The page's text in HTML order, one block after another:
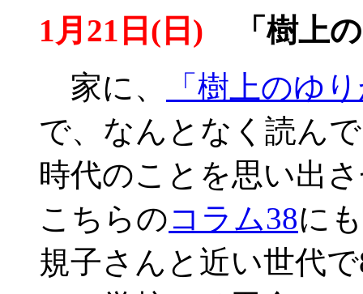
1月21日(日) 「樹上
家に、
「樹上のゆ
で、なんとなく読ん
時代のことを思い出
こちらのコラム38に
規子さんと近い世代